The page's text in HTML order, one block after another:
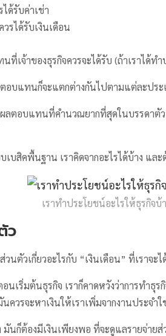
ด้รับค่าเช่า
รได้รับเงินเดือน
เจ้าของธุรกิจควรจะได้รับ (ถ้าเราได้ทำ
อบแทนก็จะแตกต่างกันไปตามแต่ละประ
ลตอบแทนที่คำนวณยากที่สุดในบรรดาตัว
บสิคพื้นฐาน เราคิดจากอะไรได้บ้าง และ
เราทำประโยชน์อะไรให้ธุรกิจบ้
ว
นตัวเกี่ยวอะไรกับ “เงินเดือน” ที่เราจะไ
นเริ่มต้นธุรกิจ เราก็คาดหวังว่าการทำธุ
วรจะหาเงินให้เราเพิ่มจากงานประจำใ
มันก็ต้องมีเงินเพียงพอ ที่จะดูแลรายจ่าย